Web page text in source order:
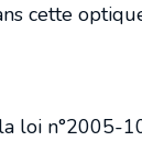
cette
loi n°2005-